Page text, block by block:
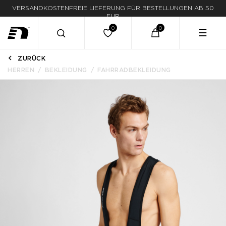
VERSANDKOSTENFREIE LIEFERUNG FÜR BESTELLUNGEN AB 50
EUR
☰
ZURÜCK
HERREN
BEKLEIDUNG FAHRRADBEKLEIDUNG